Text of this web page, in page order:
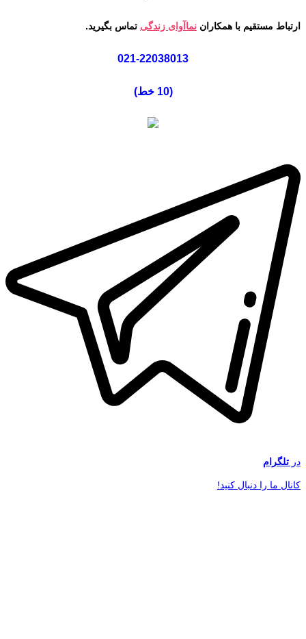
ارتباط مستقیم با همکاران نماآوای زندگی تماس بگیرید.
021-22038013
(10 خط )
در تلگرام
کانال ما را دنبال کنید!